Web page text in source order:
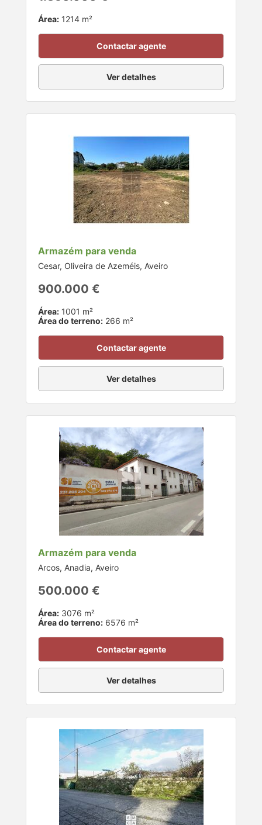
Área: 1214 m²
Contactar agente
Ver detalhes
Armazém para venda
Cesar, Oliveira de Azeméis, Aveiro
900.000 €
Área: 1001 m²
Área do terreno: 266 m²
Contactar agente
Ver detalhes
Armazém para venda
Arcos, Anadia, Aveiro
500.000 €
Área: 3076 m²
Área do terreno: 6576 m²
Contactar agente
Ver detalhes